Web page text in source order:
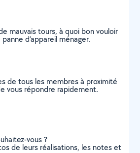
mauvais tours, à quoi bon vouloir
d’appareil ménager.
de tous les membres à proximité
vous répondre rapidement.
vous ?
de leurs réalisations, les notes et